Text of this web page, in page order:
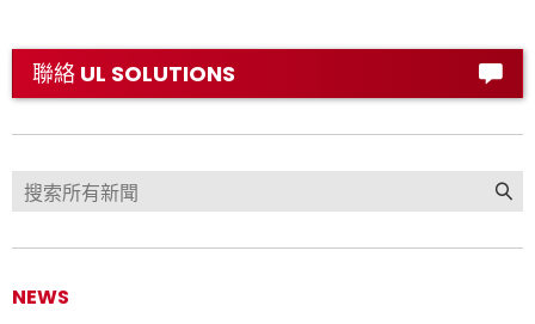
聯絡 UL SOLUTIONS
NEWS